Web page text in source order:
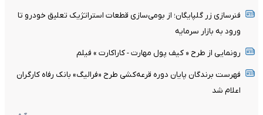
فنرسازی زر گلپایگان؛ از بومی‌سازی قطعات استراتژیک تعلیق خودرو تا
ورود به بازار سرمایه
رونمایی از طرح « کیف پول مهارت - کاراکارت » فیلم
فهرست برندگان پایان دوره قرعه‌کشی طرح «فرالیگ» بانک رفاه کارگران
اعلام شد